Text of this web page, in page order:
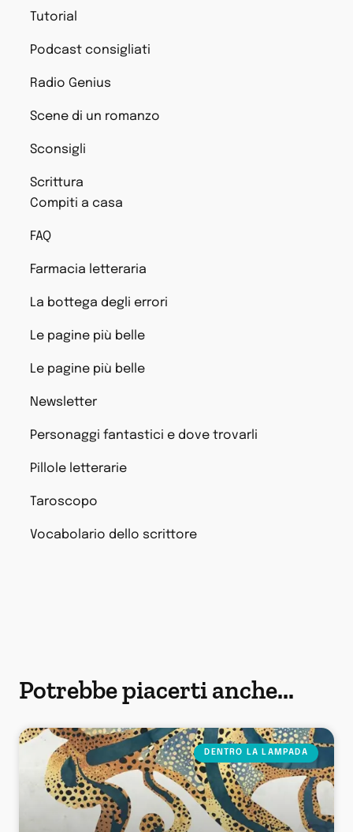
Tutorial
Podcast consigliati
Radio Genius
Scene di un romanzo
Sconsigli
Scrittura
Compiti a casa
FAQ
Farmacia letteraria
La bottega degli errori
Le pagine più belle
Le pagine più belle
Newsletter
Personaggi fantastici e dove trovarli
Pillole letterarie
Taroscopo
Vocabolario dello scrittore
Potrebbe piacerti anche...
DENTRO LA LAMPADA